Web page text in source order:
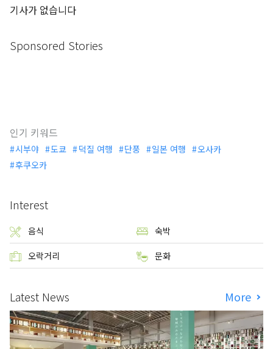
기사가 없습니다
Sponsored Stories
인기 키워드
시부야 도쿄 덕질 여행 단풍 일본 여행
오사카
후쿠오카
Interest
음식 숙박
오락거리 문화
Latest News More